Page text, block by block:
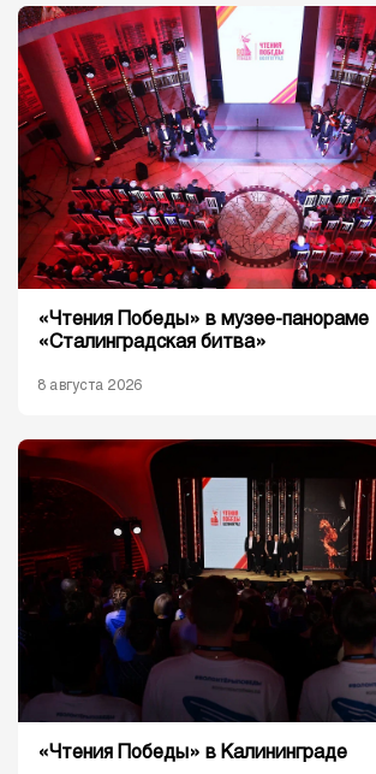
«Чтения Победы» в музее-панораме
«Сталинградская битва»
8 августа 2026
«Чтения Победы» в Калининграде